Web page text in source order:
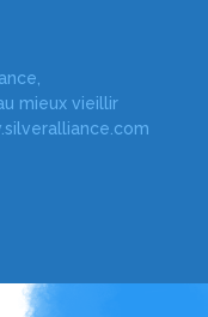
mieux vieillir